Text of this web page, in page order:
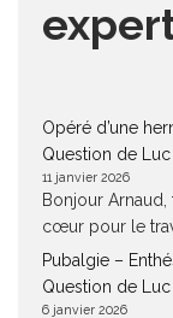
Opéré d’une
Question de Luc
11 janvier 2026
Bonjour
cœur pour le
Pubalgie –
Question de Luc
6 janvier 2026